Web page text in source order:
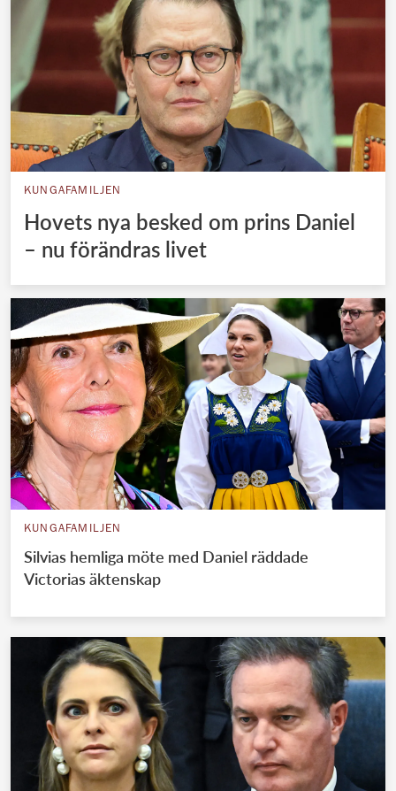
KUNGAFAMILJEN
Hovets nya besked om prins Daniel
– nu förändras livet
KUNGAFAMILJEN
Silvias hemliga möte med Daniel räddade
Victorias äktenskap